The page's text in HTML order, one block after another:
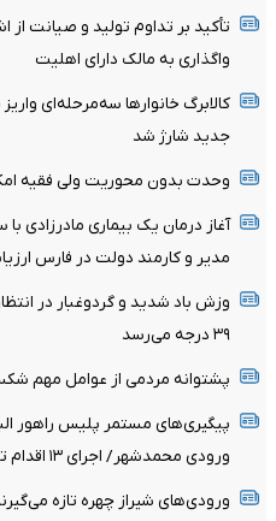
تأکید بر تداوم تولید و صیانت از
واگذاری به مالک دارای اهلیت
کالابرگ خانوارها سه‌مرحله‌ای
جدید شارژ شد
وحدت بدون محوریت ولی فقیه
مدیر و کارمند دولت در فارس
وزش باد شدید و گردوغبار در
۳۹ درجه می‌رسد
پشتوانه مردمی از عوامل
پیگیری‌های مستمر پلیس راهور
ورودی محمدشهر/ اجرای ۱۳ اقدام ترافیکی در دو سال گذشته
ورودی‌های شیراز چهره تازه